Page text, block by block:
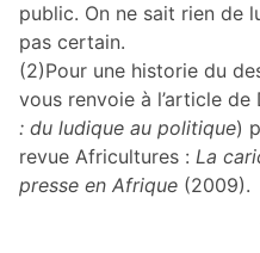
public. On ne sait rien de
pas certain.
(2)Pour une historie du
vous renvoie à l’article de
: du ludique au politique)
revue Africultures : La
presse en Afrique (2009).